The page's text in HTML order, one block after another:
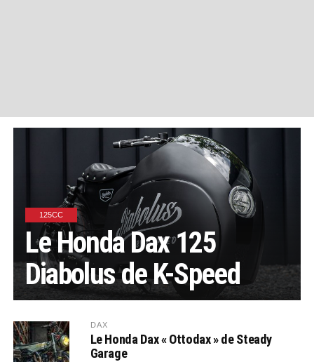
125CC
Le Honda Dax 125
Diabolus de K-Speed
DAX
Le Honda Dax « Ottodax » de Steady
Garage